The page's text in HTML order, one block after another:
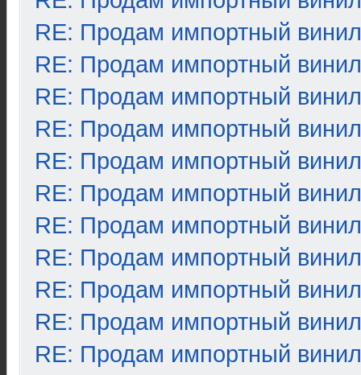
RE: Продам импортный винил
RE: Продам импортный винил
RE: Продам импортный винил
RE: Продам импортный винил
RE: Продам импортный винил
RE: Продам импортный винил
RE: Продам импортный винил
RE: Продам импортный винил
RE: Продам импортный винил
RE: Продам импортный винил
RE: Продам импортный винил